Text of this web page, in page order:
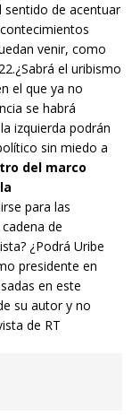
sentido de acentuar
venir, como
el uribismo
el que ya no
se habrá
izquierda podrán
sin miedo a
del marco
para las
de
¿Podrá Uribe
presidente en
en este
su autor y no
de RT